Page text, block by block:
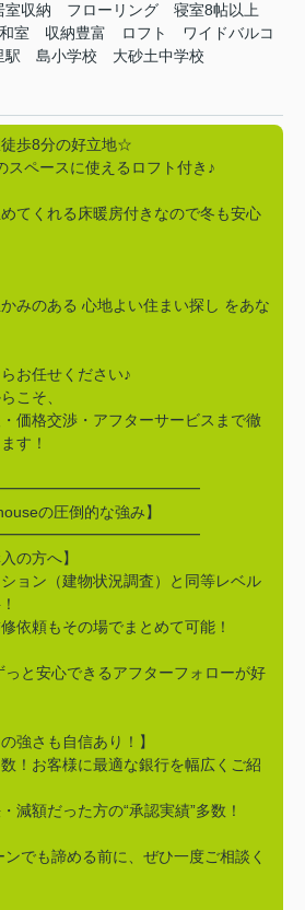
室収納 フローリング
寝室8帖以上
室 収納豊富 ロフト
ワイドバルコ
駅 島小学校 大砂土中学校
歩8分の好立地☆
スペースに使えるロフト付き♪
てくれる床暖房付きなので冬も安心
かみのある 心地よい住まい探し をあな
お任せください♪
こそ、
価格交渉・アフターサービスまで徹
す！
の圧倒的な強み】
の方へ】
ション（建物状況調査）と同等レベル
依頼もその場でまとめて可能！
と安心できるアフターフォローが好
強さも自信あり！】
数！お客様に最適な銀行を幅広くご紹
減額だった方の“承認実績”多数！
でも諦める前に、ぜひ一度ご相談く